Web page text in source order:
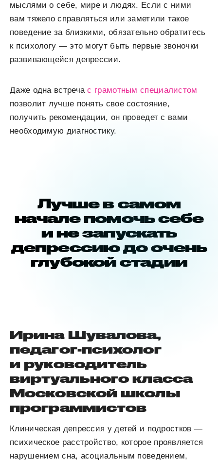
мыслями о себе, мире и людях. Если с ними
вам тяжело справляться или заметили такое
поведение за близкими, обязательно обратитесь
к психологу — это могут быть первые звоночки
развивающейся депрессии.
Даже одна встречас грамотным специалистом
позволит лучше понять свое состояние,
получить рекомендации, он проведет с вами
необходимую диагностику.
Лучше в самом
начале помочь себе
и не запускать
депрессию до очень
глубокой стадии
Ирина Шувалова,
педагог-психолог
и руководитель
виртуального класса
Московской школы
программистов
Клиническая депрессия у детей и подростков —
психическое расстройство, которое проявляется
нарушением сна, асоциальным поведением,